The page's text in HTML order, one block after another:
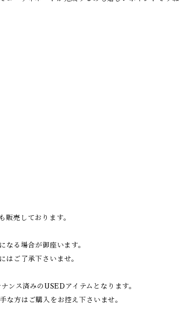
売しております。
る場合が御座います。
ご了承下さいませ。
ス済みのUSEDアイテムとなります。
方はご購入をお控え下さいませ。